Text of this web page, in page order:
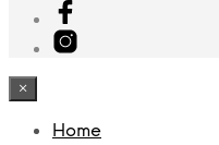
×
Home